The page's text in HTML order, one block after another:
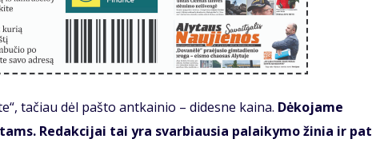
tačiau dėl pašto antkainio – didesne kaina. Dėkojame
Redakcijai tai yra svarbiausia palaikymo žinia ir